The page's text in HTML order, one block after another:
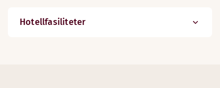
Hotellfasiliteter